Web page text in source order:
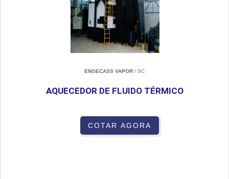
ENGECASS VAPOR / SC
AQUECEDOR DE FLUIDO TÉRMICO
COTAR AGORA